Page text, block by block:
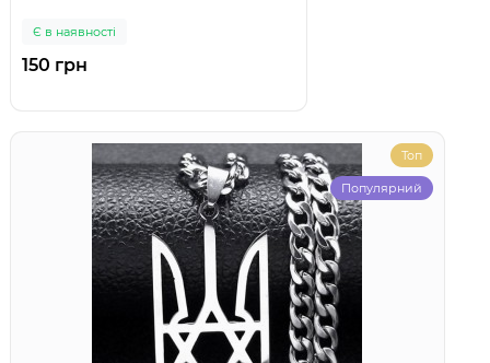
Є в наявності
150 грн
Топ
Популярний